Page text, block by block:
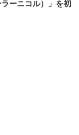
ーニコル）」を初